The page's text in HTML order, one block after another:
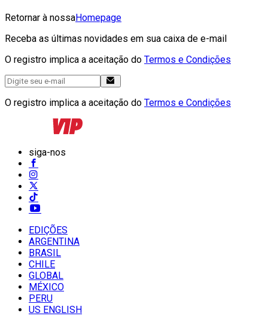
Retornar à nossaHomepage
Receba as últimas novidades em sua caixa de e-mail
O registro implica a aceitação do Termos e Condições
O registro implica a aceitação do Termos e Condições
siga-nos
EDIÇÕES
ARGENTINA
BRASIL
CHILE
GLOBAL
MÉXICO
PERU
US ENGLISH